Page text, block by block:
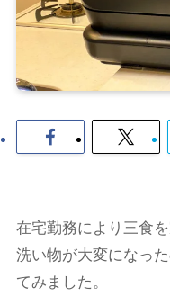
在宅勤務により三食
洗い物が大変になっ
てみました。